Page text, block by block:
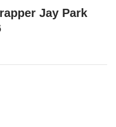
Jay Park